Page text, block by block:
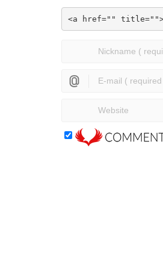
<a href="" title="">